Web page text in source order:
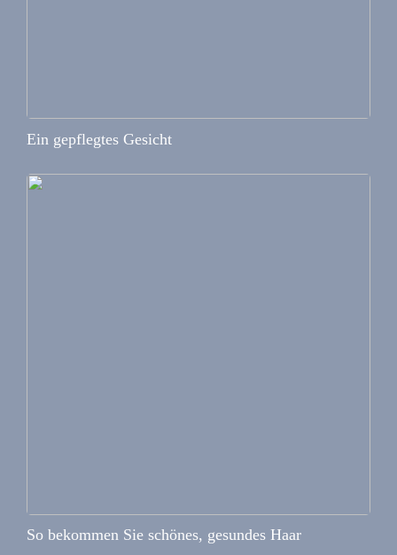
Ein gepflegtes Gesicht
So bekommen Sie schönes, gesundes Haar